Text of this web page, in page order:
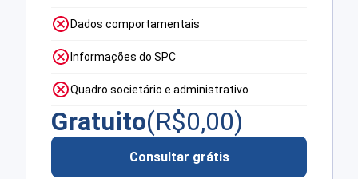
Dados comportamentais
Informações do SPC
Quadro societário e administrativo
Gratuito(R$0,00)
Consultar grátis